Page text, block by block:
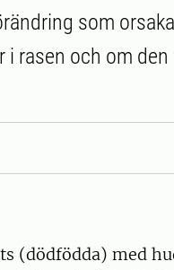
som
rasen och om
(dödfödda) med